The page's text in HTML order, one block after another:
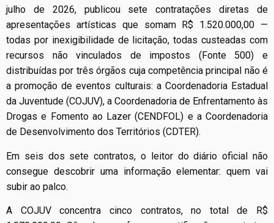
julho de 2026, publicou sete contratações diretas de
apresentações artísticas que somam R$ 1.520.000,00 —
todas por inexigibilidade de licitação, todas custeadas com
recursos não vinculados de impostos (Fonte 500) e
distribuídas por três órgãos cuja competência principal não é
a promoção de eventos culturais: a Coordenadoria Estadual
da Juventude (COJUV), a Coordenadoria de Enfrentamento às
Drogas e Fomento ao Lazer (CENDFOL) e a Coordenadoria
de Desenvolvimento dos Territórios (CDTER).
Em seis dos sete contratos, o leitor do diário oficial não
consegue descobrir uma informação elementar: quem vai
subir ao palco.
A COJUV concentra cinco contratos, no total de R$